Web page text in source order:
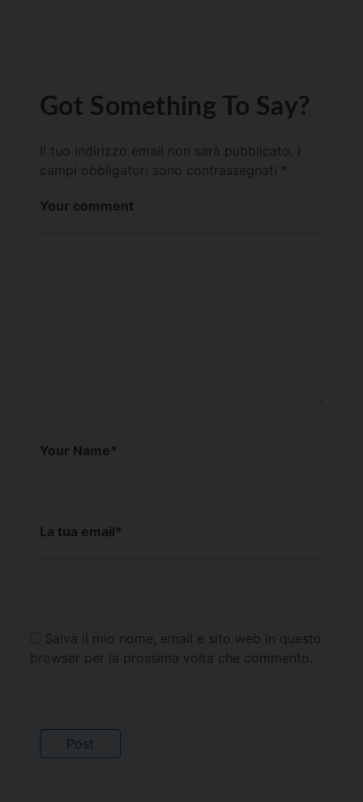
Got Something To Say?
Il tuo indirizzo email non sarà pubblicato.
campi obbligatori sono contrassegnati *
Your comment
Your Name*
La tua email*
Salva il mio nome, email e sito web in questo
browser per la prossima volta che commento.